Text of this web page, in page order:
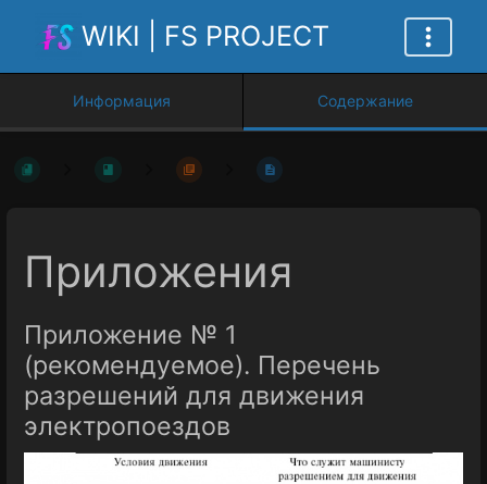
WIKI | FS PROJECT
Информация Содержание
Приложения
Приложение № 1
(рекомендуемое). Перечень
разрешений для движения
электропоездов